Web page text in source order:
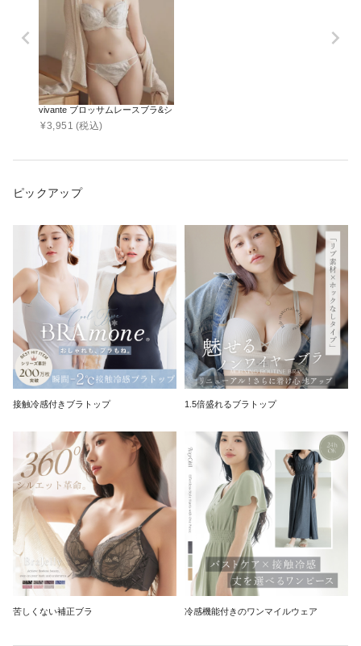
vivante ブロッサムレースブラ&ショーツ / 補正ブラに見えない脇肉撃退ブラ
¥3,951 (税込)
ピックアップ
接触冷感付きブラトップ 1.5倍盛れるブラトップ
苦しくない補正ブラ 冷感機能付きのワンマイルウェア